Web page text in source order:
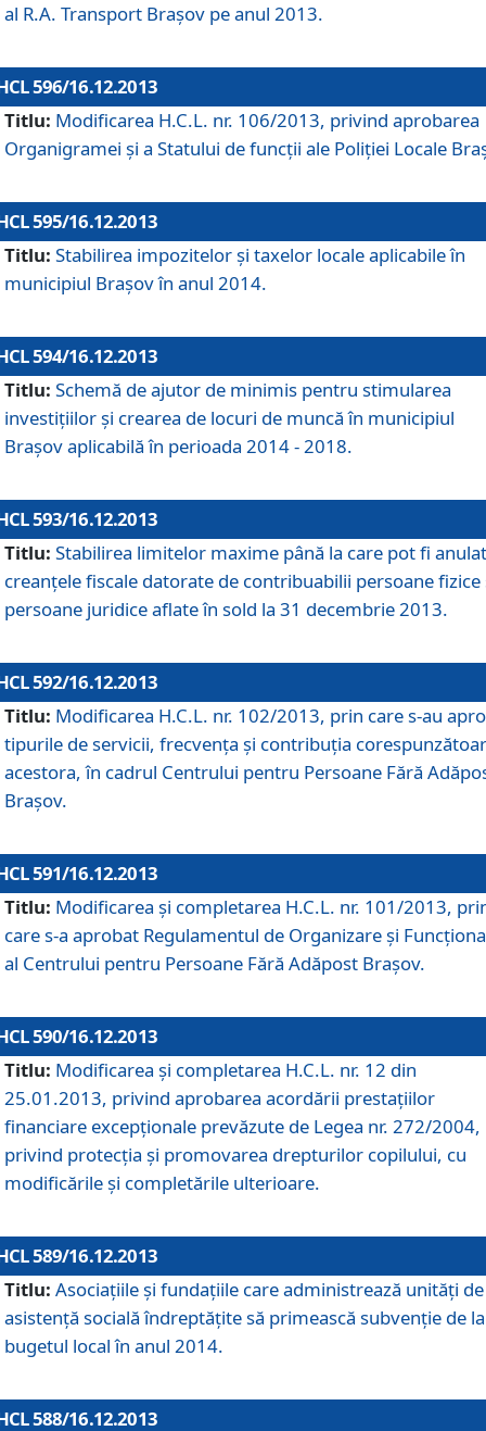
al R.A. Transport Braşov pe anul 2013.
596/16.12.2013
Titlu: Modificarea H.C.L. nr. 106/2013, privind aprobarea
Organigramei şi a Statului de funcţii ale Poliţiei Locale
595/16.12.2013
Titlu: Stabilirea impozitelor şi taxelor locale aplicabile în
municipiul Braşov în anul 2014.
594/16.12.2013
Titlu: Schemă de ajutor de minimis pentru stimularea
investiţiilor şi crearea de locuri de muncă în municipiul
Braşov aplicabilă în perioada 2014 - 2018.
593/16.12.2013
Titlu: Stabilirea limitelor maxime până la care pot fi
creanţele fiscale datorate de contribuabilii persoane fizice
persoane juridice aflate în sold la 31 decembrie 2013.
592/16.12.2013
Titlu: Modificarea H.C.L. nr. 102/2013, prin care s-au
tipurile de servicii, frecvenţa şi contribuţia
acestora, în cadrul Centrului pentru Persoane Fără
Braşov.
591/16.12.2013
Titlu: Modificarea şi completarea H.C.L. nr. 101/2013,
care s-a aprobat Regulamentul de Organizare şi
al Centrului pentru Persoane Fără Adăpost Braşov.
590/16.12.2013
Titlu: Modificarea şi completarea H.C.L. nr. 12 din
25.01.2013, privind aprobarea acordării prestaţiilor
financiare excepţionale prevăzute de Legea nr. 272/2004,
privind protecţia şi promovarea drepturilor copilului, cu
modificările şi completările ulterioare.
589/16.12.2013
Titlu: Asociaţiile şi fundaţiile care administrează unităţi de
asistenţă socială îndreptăţite să primească subvenţie de la
bugetul local în anul 2014.
588/16.12.2013